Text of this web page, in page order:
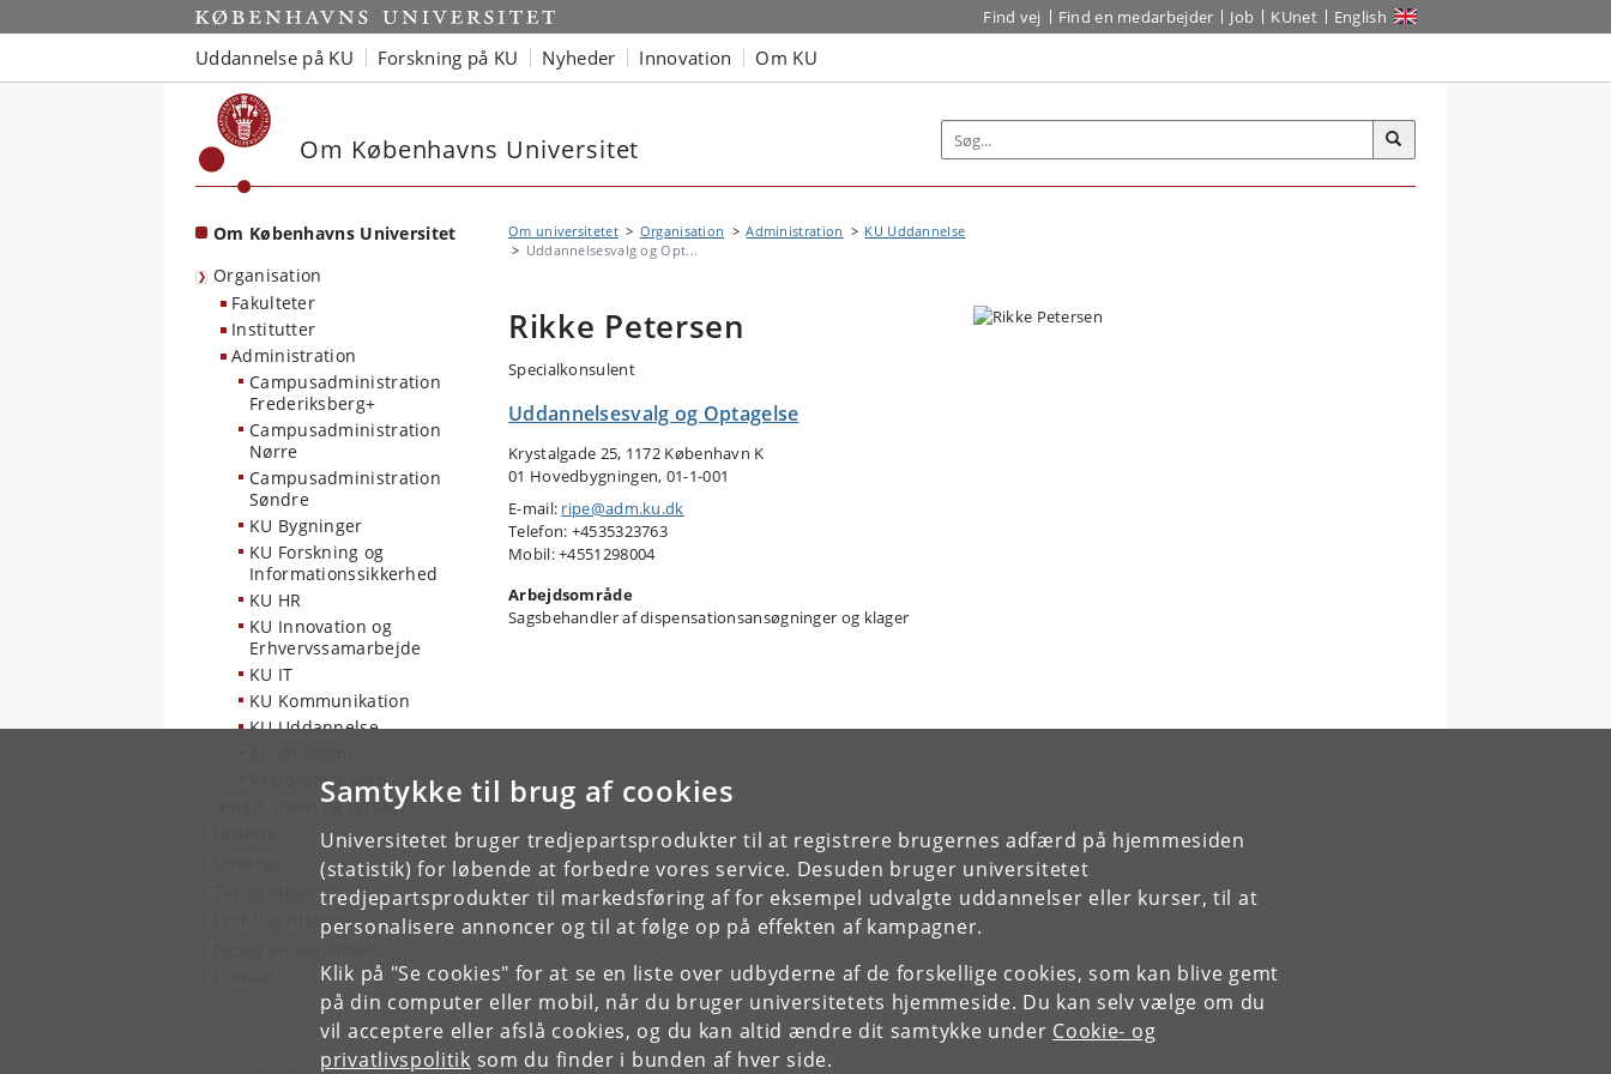
Samtykke til brug af cookies
Universitetet bruger tredjepartsprodukter til at registrere brugernes adfærd på hjemmesiden
(statistik) for løbende at forbedre vores service. Desuden bruger universitetet
tredjepartsprodukter til markedsføring af for eksempel udvalgte uddannelser eller kurser, til at
personalisere annoncer og til at følge op på effekten af kampagner.
Klik på "Se cookies" for at se en liste over udbyderne af de forskellige cookies, som kan blive gemt
på din computer eller mobil, når du bruger universitetets hjemmeside. Du kan selv vælge om du
vil acceptere eller afslå cookies, og du kan altid ændre dit samtykke under Cookie- og
privatlivspolitik som du finder i bunden af hver side.
Start Find vej Find en medarbejder Job KUnet English
Uddannelse på KU Forskning på KU Nyheder Innovation Om KU
Om Københavns Universitet
Om Københavns Universitet
Organisation
Fakulteter
Institutter
Administration
Campusadministration
Frederiksberg+
Campusadministration
Nørre
Campusadministration
Søndre
KU Bygninger
KU Forskning og
Informationssikkerhed
KU HR
KU Innovation og
Erhvervssamarbejde
KU IT
KU Kommunikation
KU Uddannelse
Rektoratets Stab
Råd, nævn og udvalg
Profil og historie
Om universitetet Organisation Administration
KU Uddannelse
Uddannelsesvalg og Opt...
Rikke Petersen
Specialkonsulent
Uddannelsesvalg og Optagelse
Krystalgade 25, 1172 København K
01 Hovedbygningen, 01-1-001
E-mail: ripe@adm.ku.dk
Telefon: +4535323763
Mobil: +4551298004
Arbejdsområde
Sagsbehandler af dispensationsansøgninger og klager